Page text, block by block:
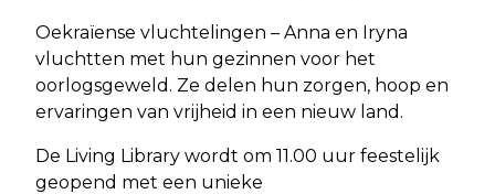
Oekraïense vluchtelingen – Anna en Iryna
vluchtten met hun gezinnen voor het
oorlogsgeweld. Ze delen hun zorgen, hoop en
ervaringen van vrijheid in een nieuw land.
De Living Library wordt om 11.00 uur feestelijk
geopend met een unieke